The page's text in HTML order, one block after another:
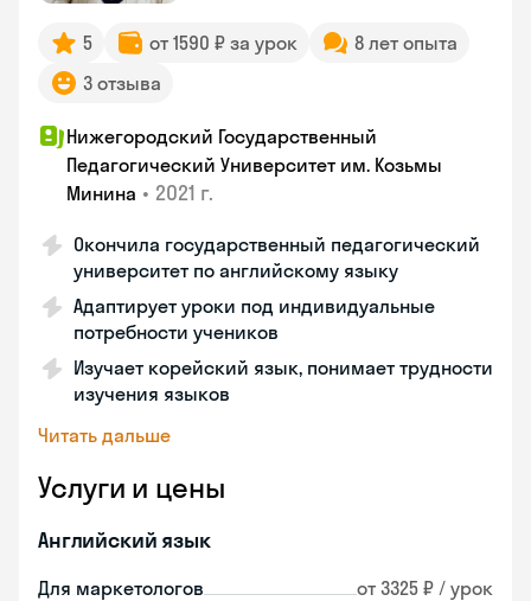
5 от 1590 ₽ за урок
8 лет опыта
3 отзыва
Нижегородский Государственный
Педагогический Университет им. Козьмы
Минина • 2021 г.
Окончила государственный педагогический
университет по английскому языку
Адаптирует уроки под индивидуальные
потребности учеников
Изучает корейский язык, понимает трудности
изучения языков
Читать дальше
Услуги и цены
Английский язык
Для маркетологов от 3325 ₽ / урок